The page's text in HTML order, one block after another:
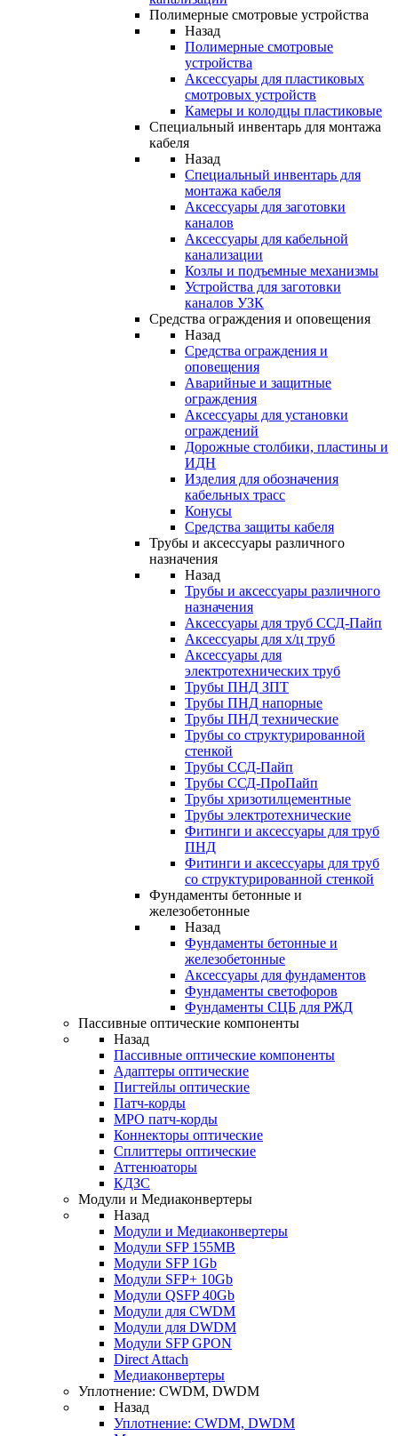
Полимерные смотровые устройства
Назад
Полимерные смотровые
устройства
Аксессуары для пластиковых
смотровых устройств
Камеры и колодцы пластиковые
Специальный инвентарь для монтажа
кабеля
Назад
Специальный инвентарь для
монтажа кабеля
Аксессуары для заготовки
каналов
Аксессуары для кабельной
канализации
Козлы и подъемные механизмы
Устройства для заготовки
каналов УЗК
Средства ограждения и оповещения
Назад
Средства ограждения и
оповещения
Аварийные и защитные
ограждения
Аксессуары для установки
ограждений
Дорожные столбики, пластины и
ИДН
Изделия для обозначения
кабельных трасс
Конусы
Средства защиты кабеля
Трубы и аксессуары различного
назначения
Назад
Трубы и аксессуары различного
назначения
Аксессуары для труб ССД-Пайп
Аксессуары для х/ц труб
Аксессуары для
электротехнических труб
Трубы ПНД ЗПТ
Трубы ПНД напорные
Трубы ПНД технические
Трубы со структурированной
стенкой
Трубы ССД-Пайп
Трубы ССД-ПроПайп
Трубы хризотилцементные
Трубы электротехнические
Фитинги и аксессуары для труб
ПНД
Фитинги и аксессуары для труб
со структурированной стенкой
Фундаменты бетонные и
железобетонные
Назад
Фундаменты бетонные и
железобетонные
Аксессуары для фундаментов
Фундаменты светофоров
Фундаменты СЦБ для РЖД
Пассивные оптические компоненты
Назад
Пассивные оптические компоненты
Адаптеры оптические
Пигтейлы оптические
Патч-корды
MPO патч-корды
Коннекторы оптические
Сплиттеры оптические
Аттенюаторы
КДЗС
Модули и Медиаконвертеры
Назад
Модули и Медиаконвертеры
Модули SFP 155MB
Модули SFP 1Gb
Модули SFP+ 10Gb
Модули QSFP 40Gb
Модули для CWDM
Модули для DWDM
Модули SFP GPON
Direct Attach
Медиаконвертеры
Уплотнение: CWDM, DWDM
Назад
Уплотнение: CWDM, DWDM